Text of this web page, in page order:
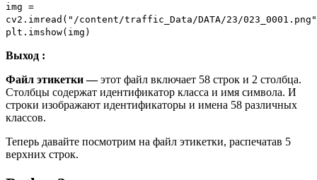
img =
cv2.imread( "/content/traffic_Data/DATA/23/023_0001.png"
plt.imshow(img)
Выход :
Файл этикетки —этот файл включает 58 строк и 2 столбца.
Столбцы содержат идентификатор класса и имя символа. И
строки изображают идентификаторы и имена 58 различных
классов.
Теперь давайте посмотрим на файл этикетки, распечатав 5
верхних строк.